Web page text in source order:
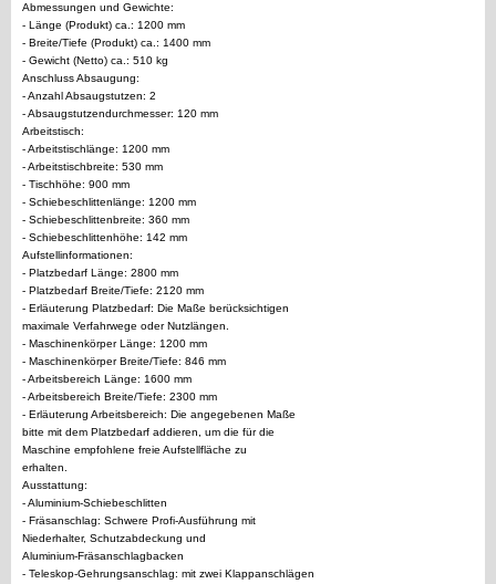
Abmessungen und Gewichte:
- Länge (Produkt) ca.: 1200 mm
- Breite/Tiefe (Produkt) ca.: 1400 mm
- Gewicht (Netto) ca.: 510 kg
Anschluss Absaugung:
- Anzahl Absaugstutzen: 2
- Absaugstutzendurchmesser: 120 mm
Arbeitstisch:
- Arbeitstischlänge: 1200 mm
- Arbeitstischbreite: 530 mm
- Tischhöhe: 900 mm
- Schiebeschlittenlänge: 1200 mm
- Schiebeschlittenbreite: 360 mm
- Schiebeschlittenhöhe: 142 mm
Aufstellinformationen:
- Platzbedarf Länge: 2800 mm
- Platzbedarf Breite/Tiefe: 2120 mm
- Erläuterung Platzbedarf: Die Maße berücksichtigen
maximale Verfahrwege oder Nutzlängen.
- Maschinenkörper Länge: 1200 mm
- Maschinenkörper Breite/Tiefe: 846 mm
- Arbeitsbereich Länge: 1600 mm
- Arbeitsbereich Breite/Tiefe: 2300 mm
- Erläuterung Arbeitsbereich: Die angegebenen Maße
bitte mit dem Platzbedarf addieren, um die für die
Maschine empfohlene freie Aufstellfläche zu
erhalten.
Ausstattung:
- Aluminium-Schiebeschlitten
- Fräsanschlag: Schwere Profi-Ausführung mit
Niederhalter, Schutzabdeckung und
Aluminium-Fräsanschlagbacken
- Teleskop-Gehrungsanschlag: mit zwei Klappanschlägen